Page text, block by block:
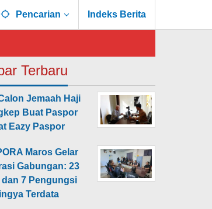
Pencarian Indeks Berita
Terbaru
Jemaah Haji
Buat Paspor
Eazy Paspor
Maros Gelar
Gabungan: 23
dan 7 Pengungsi
Terdata